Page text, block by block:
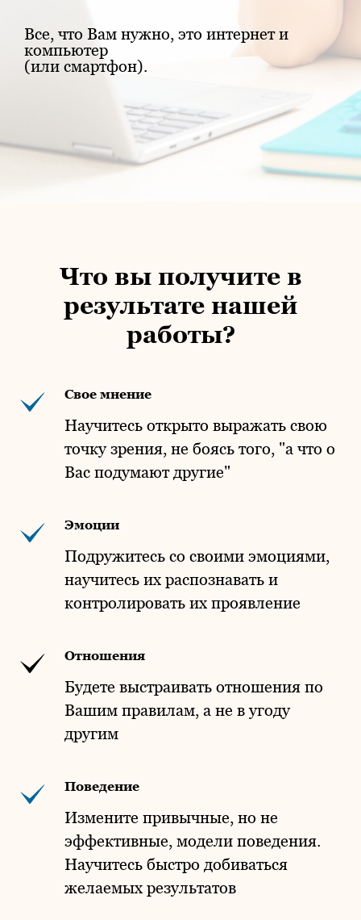
Все, что Вам нужно, это интернет и
компьютер
(или смартфон).
Что вы получите в
результате нашей
работы?
Свое мнение
Научитесь открыто выражать свою
точку зрения, не боясь того, "а что о
Вас подумают другие"
Эмоции
Подружитесь со своими эмоциями,
научитесь их распознавать и
контролировать их проявление
Отношения
Будете выстраивать отношения по
Вашим правилам, а не в угоду
другим
Поведение
Измените привычные, но не
эффективные, модели поведения.
Научитесь быстро добиваться
желаемых результатов